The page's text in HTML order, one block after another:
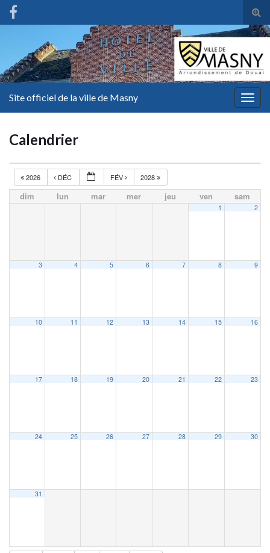
Site officiel de la ville de Masny
Calendrier
2026 DÉC FÉV 2028
dim lun mar mer jeu ven sam
1 2
3 4 5 6 7 8 9
10 11 12 13 14 15 16
17 18 19 20 21 22 23
24 25 26 27 28 29 30
31